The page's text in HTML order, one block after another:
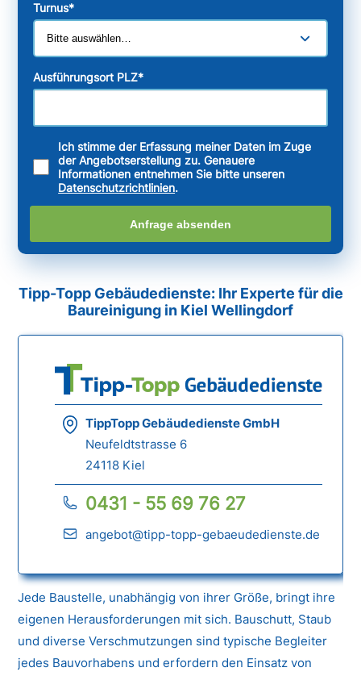
Turnus*
Ausführungsort PLZ*
Ich stimme der Erfassung meiner Daten im Zuge
der Angebotserstellung zu. Genauere
Informationen entnehmen Sie bitte unseren
Datenschutzrichtlinien.
Anfrage absenden
Tipp-Topp Gebäudedienste: Ihr Experte für die
Baureinigung in Kiel Wellingdorf
TippTopp Gebäudedienste GmbH
Neufeldtstrasse 6
24118 Kiel
0431 - 55 69 76 27
angebot@tipp-topp-gebaeudedienste.de
Jede Baustelle, unabhängig von ihrer Größe, bringt ihre
eigenen Herausforderungen mit sich. Bauschutt, Staub
und diverse Verschmutzungen sind typische Begleiter
jedes Bauvorhabens und erfordern den Einsatz von